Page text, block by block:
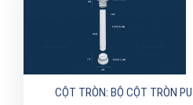
CỘT TRÒN: BỘ CỘT TRÒN